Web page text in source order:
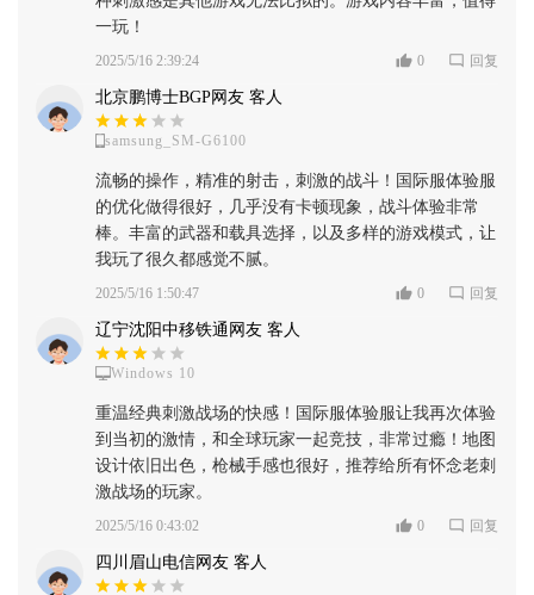
一玩！
2025/5/16 2:39:24 0 回复
北京鹏博士BGP网友 客人
samsung_SM-G6100
流畅的操作，精准的射击，刺激的战斗！国际服体验服
的优化做得很好，几乎没有卡顿现象，战斗体验非常
棒。丰富的武器和载具选择，以及多样的游戏模式，让
我玩了很久都感觉不腻。
2025/5/16 1:50:47 0 回复
辽宁沈阳中移铁通网友 客人
Windows 10
重温经典刺激战场的快感！国际服体验服让我再次体验
到当初的激情，和全球玩家一起竞技，非常过瘾！地图
设计依旧出色，枪械手感也很好，推荐给所有怀念老刺
激战场的玩家。
2025/5/16 0:43:02 0 回复
四川眉山电信网友 客人